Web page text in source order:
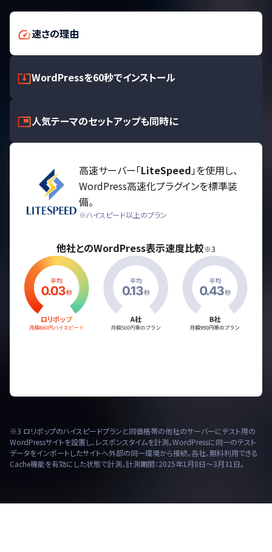
速さの理由
WordPressを60秒でインストール
人気テーマのセットアップも同時に
高速サーバー「LiteSpeed」を使用し、
WordPress高速化プラグインを標準装
備。
※ハイスピード以上のプラン
他社とのWordPress表示速度比較※3
※3 ロリポップのハイスピードプランと同価格帯の他社のサーバーにテスト用の
WordPressサイトを設置し、レスポンスタイムを計測。WordPressに同一のテスト
データをインポートしたサイトへ外部の同一環境から接続。各社、無料利用できる
Cache機能を有効にした状態で計測。計測期間：2025年1月8日〜3月31日。